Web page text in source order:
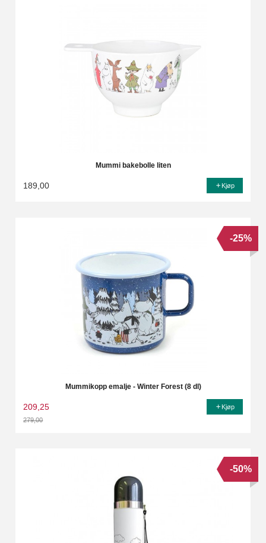
Mummi bakebolle liten
189,00 Kjøp
Mummikopp emalje - Winter Forest (8 dl)
209,25
279,00
-25%
Kjøp
-50%